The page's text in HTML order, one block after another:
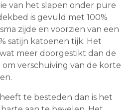
van het slapen onder pure
is gevuld met 100%
zijde en voorzien van een
satijn katoenen tijk. Het
meer doorgestikt dan de
verschuiving van de korte
te besteden dan is het